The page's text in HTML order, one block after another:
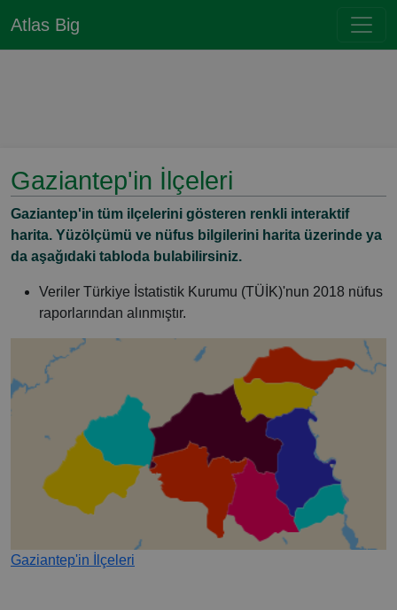
Atlas Big
Gaziantep'in İlçeleri
Gaziantep'in tüm ilçelerini gösteren renkli interaktif
harita. Yüzölçümü ve nüfus bilgilerini harita üzerinde ya
da aşağıdaki tabloda bulabilirsiniz.
Veriler Türkiye İstatistik Kurumu (TÜİK)'nun 2018 nüfus
raporlarından alınmıştır.
Gaziantep'in İlçeleri